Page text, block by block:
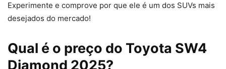
Experimente e comprove por que ele é um dos SUVs mais
desejados do mercado!
Qual é o preço do Toyota SW4
Diamond 2025?